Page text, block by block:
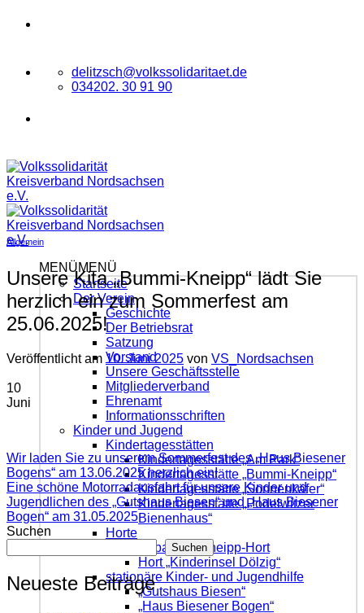
delitzsch@volkssolidaritaet.de
034202. 30 91 90
MENÜMENÜ
Startseite
Der Verein
Geschichte
Der Betriebsrat
Satzung
Vorstand
Unsere Geschäftsstelle
Mitgliederverband
Ehrenamt
Informationsschriften
Kinder und Jugend
Kindertagesstätten
Kindertagesstätte „Am Park“
Kindertagesstätte „Bummi-Kneipp“
Kindertagesstätte „Sonnenkäfer“
Kindertagesstätte „Podelwitzer
Bienenhaus“
Horte
Sebastian Kneipp-Hort
Hort „Kinderinsel Dölzig“
stationäre Kinder- und Jugendhilfe
„Gutshaus Biesen“
„Haus Biesener Bogen“
Allgemein
Unsere Kita „Bummi-Kneipp“ lädt Sie
herzlich ein zum Sommerfest am
25.06.2025!
Veröffentlicht am 10. Juni 2025 von VS_Nordsachsen
10
Juni
Wir laden Sie zu unserem Sommerfest des „Haus Biesener
Bogens“ am 13.06.2025 herzlich ein!
Eine schöne Motorradausfahrt für unsere Kinder und
Jugendlichen des „Gutshaus Biesen“ und „Haus Biesener
Bogen“ am 31.05.2025
Suchen
Suchen
Neueste Beiträge